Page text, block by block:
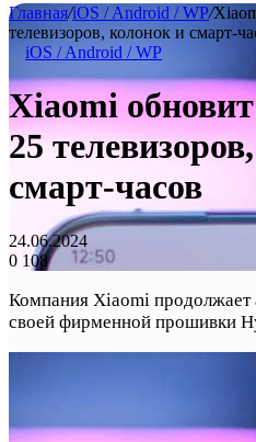
Главная/iOS / Android / WP/
телевизоров, колонок и смарт-
iOS / Android / WP
Xiaomi
25
смарт-часов
24.06.2024
0 108
Компания Xiaomi продолжает
своей фирменной прошивки